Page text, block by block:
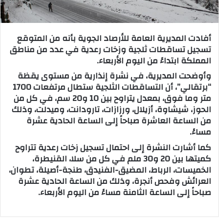
ك
و
ن
ي
ا
أفادت المديرية العامة للأرصاد الجوية بأنه من المتوقع
تسجيل تساقطات ثلجية وزخات رعدية في عدد من مناطق
المملكة ابتداءً من اليوم الأربعاء.
وأوضحت المديرية، في نشرة إنذارية من مستوى يقظة
“برتقالي”، أن التساقطات الثلجية ستطال مرتفعات 1700
متر وما فوق، بمعدل يتراوح بين 10 و20 سم، في كل من
الحوز، شيشاوة، أزيلال، ورزازات، تارودانت، وميدلت، وذلك
من الساعة العاشرة صباحاً إلى الساعة الحادية عشرة
مساءً.
كما أشارت النشرة إلى احتمال تسجيل زخات رعدية تتراوح
كميتها بين 20 و30 ملم في كل من سلا، القنيطرة،
الخميسات، الرباط، المضيق-الفنيدق، طنجة-أصيلة، تطوان،
العرائش وفحص أنجرة، وذلك من الساعة الحادية عشرة
صباحاً إلى الساعة الثامنة مساءً من اليوم الأربعاء.